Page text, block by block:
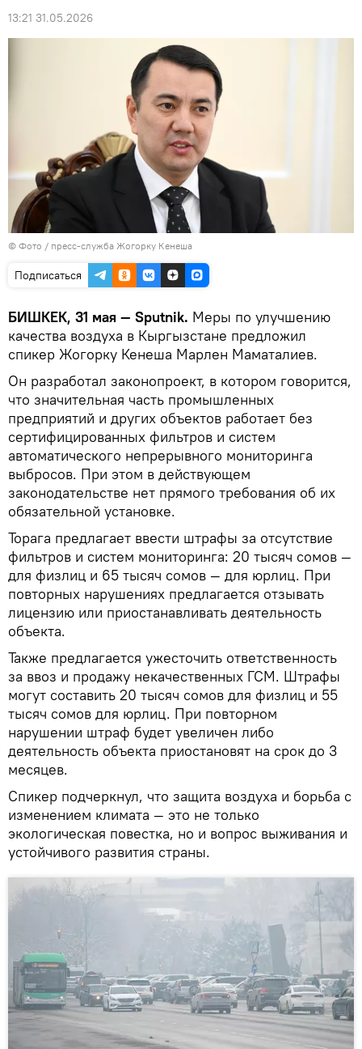
13:21 31.05.2026
© Фото / пресс-служба Жогорку Кенеша
Подписаться
БИШКЕК, 31 мая — Sputnik. Меры по улучшению
качества воздуха в Кыргызстане предложил
спикер Жогорку Кенеша Марлен Маматалиев.
Он разработал законопроект, в котором говорится,
что значительная часть промышленных
предприятий и других объектов работает без
сертифицированных фильтров и систем
автоматического непрерывного мониторинга
выбросов. При этом в действующем
законодательстве нет прямого требования об их
обязательной установке.
Торага предлагает ввести штрафы за отсутствие
фильтров и систем мониторинга: 20 тысяч сомов —
для физлиц и 65 тысяч сомов — для юрлиц. При
повторных нарушениях предлагается отзывать
лицензию или приостанавливать деятельность
объекта.
Также предлагается ужесточить ответственность
за ввоз и продажу некачественных ГСМ. Штрафы
могут составить 20 тысяч сомов для физлиц и 55
тысяч сомов для юрлиц. При повторном
нарушении штраф будет увеличен либо
деятельность объекта приостановят на срок до 3
месяцев.
Спикер подчеркнул, что защита воздуха и борьба с
изменением климата — это не только
экологическая повестка, но и вопрос выживания и
устойчивого развития страны.